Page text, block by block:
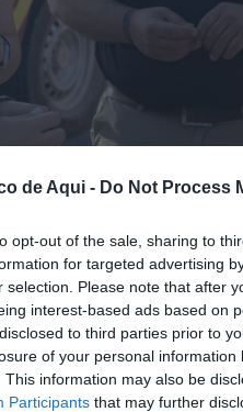
de Aqui - Do Not Process
opt-out of the sale, sharing to
for targeted advertising
selection. Please note that after
interest-based ads based on
to third parties prior to
of your personal information
This information may also be
Participants that may further
fuente preferida de Google de